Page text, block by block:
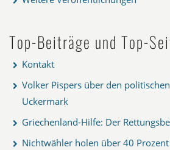
Top-Beiträge und Top-
Kontakt
Volker Pispers über den
Uckermark
Griechenland-Hilfe: Der
Nichtwähler holen über 40 Prozent